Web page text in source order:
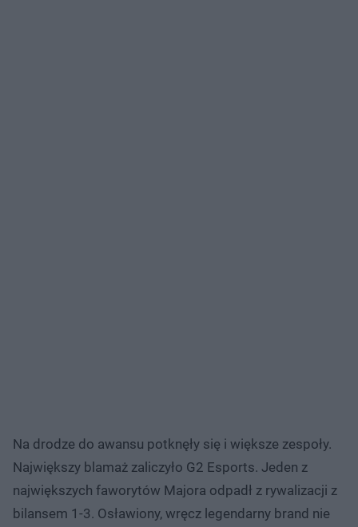
Na drodze do awansu potknęły się i większe zespoły.
Największy blamaż zaliczyło G2 Esports. Jeden z
największych faworytów Majora odpadł z rywalizacji z
bilansem 1-3. Osławiony, wręcz legendarny brand nie